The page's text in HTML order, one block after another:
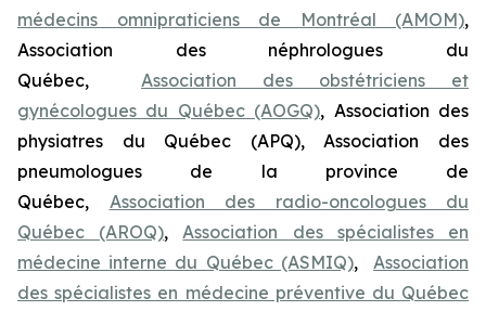
médecins omnipraticiens de Montréal (AMOM),
Association des néphrologues du
Québec, Association des obstétriciens et
gynécologues du Québec (AOGQ), Association des
physiatres du Québec (APQ), Association des
pneumologues de la province de
Québec, Association des radio-oncologues du
Québec (AROQ),Association des spécialistes en
médecine interne du Québec (ASMIQ),Association
des spécialistes en médecine préventive du Québec